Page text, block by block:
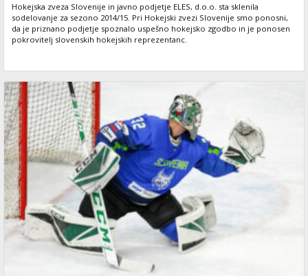
Hokejska zveza Slovenije in javno podjetje ELES, d.o.o. sta sklenila
sodelovanje za sezono 2014/15. Pri Hokejski zvezi Slovenije smo ponosni,
da je priznano podjetje spoznalo uspešno hokejsko zgodbo in je ponosen
pokrovitelj slovenskih hokejskih reprezentanc.